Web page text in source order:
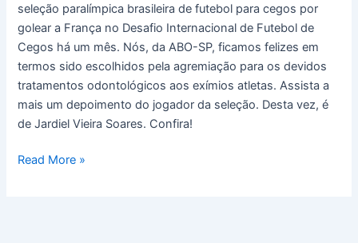
seleção paralímpica brasileira de futebol para cegos por
golear a França no Desafio Internacional de Futebol de
Cegos há um mês. Nós, da ABO-SP, ficamos felizes em
termos sido escolhidos pela agremiação para os devidos
tratamentos odontológicos aos exímios atletas. Assista a
mais um depoimento do jogador da seleção. Desta vez, é
de Jardiel Vieira Soares. Confira!
Read More »